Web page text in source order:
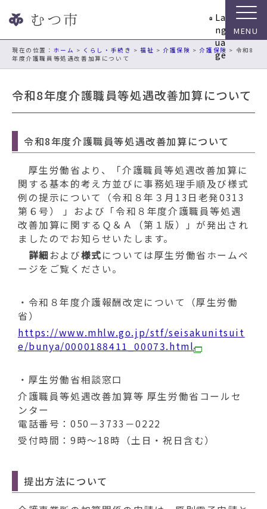
ビ
La
ng
ua
ge
現在の位置： ホーム > くらし・手続き >福祉 > 介護保険 > 介護保険 > 令和8
年度介護職員等処遇改善加算について
令和8年度介護職員等処遇改善加算について
令和8年度介護職員等処遇改善加算について
厚生労働省より、「介護職員等処遇改善加算に
関する基本的考え方並びに事務処理手順及び様式
例の提示について（令和８年３月13日老発0313
第６号） 」および「令和８年度介護職員等処遇
改善加算に関するＱ＆Ａ（第１版）」が発出され
ましたのでお知らせいたします。
詳細および様式については厚生労働省ホームペ
ージをご覧ください。
・令和８年度介護報酬改定について（厚生労働
省）
https://www.mhlw.go.jp/stf/seisakunitsuit
e/bunya/0000188411_00073.html
・厚生労働省相談窓口
介護職員等処遇改善加算等 厚生労働省コールセ
ンター
電話番号：050－3733－0222
受付時間：9時～18時（土日・祝日含む）
提出方法について